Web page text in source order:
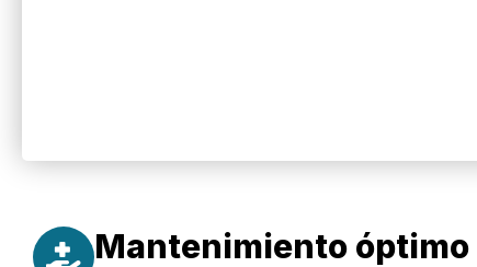
Mantenimiento óptimo